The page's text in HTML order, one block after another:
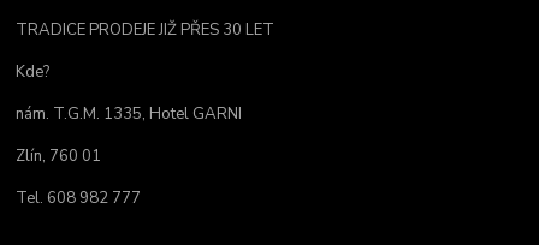
TRADICE PRODEJE JIŽ PŘES 30 LET
Kde?
nám. T.G.M. 1335, Hotel GARNI
Zlín, 760 01
Tel. 608 982 777